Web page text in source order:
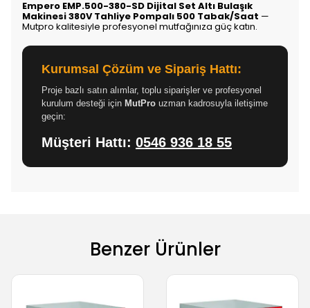
Empero EMP.500-380-SD Dijital Set Altı Bulaşık
Makinesi 380V Tahliye Pompalı 500 Tabak/Saat —
Mutpro kalitesiyle profesyonel mutfağınıza güç katın.
Kurumsal Çözüm ve Sipariş Hattı:
Proje bazlı satın alımlar, toplu siparişler ve profesyonel
kurulum desteği için MutPro uzman kadrosuyla iletişime
geçin:
Müşteri Hattı: 0546 936 18 55
Benzer Ürünler